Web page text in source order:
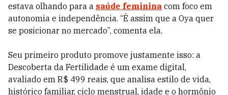
estava olhando para a saúde feminina com foco em
autonomia e independência. “É assim que a Oya quer
se posicionar no mercado”, comenta ela.
Seu primeiro produto promove justamente isso: a
Descoberta da Fertilidade é um exame digital,
avaliado em R$ 499 reais, que analisa estilo de vida,
histórico familiar, ciclo menstrual, idade e o hormônio